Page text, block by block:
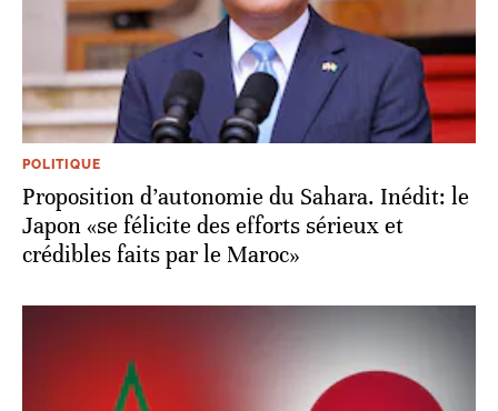
POLITIQUE
Proposition d’autonomie du Sahara. Inédit: le
Japon «se félicite des efforts sérieux et
crédibles faits par le Maroc»